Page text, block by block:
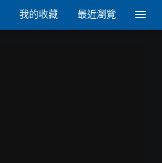
我的收藏 最近瀏覽